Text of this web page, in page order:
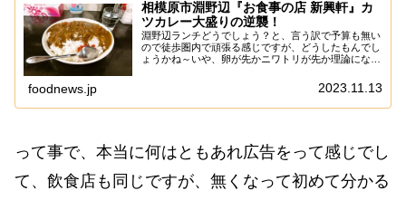
相模原市淵野辺『お食事の店 新興軒』カ
ツカレー大盛りの逆襲！
淵野辺ランチどうでしょう？と、言う訳で予算も無い
ので徒歩圏内で頑張る感じですが、どうしたもんでし
ょうかね～いや、卵が先かニワトリが先か理論になっ
も存在出来ない説ですんで何はともあれ広告を（略
foodnews.jp 2023.11.13
って事で、本当に何はともあれ広告をって感じでし
て、飲食店も同じですが、無くなって初めて分かる